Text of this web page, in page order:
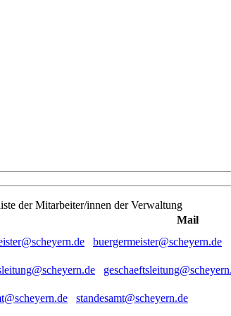
der Mitarbeiter/innen der Verwaltung
Mail
buergermeister@scheyern.de
standesamt@scheyern.de